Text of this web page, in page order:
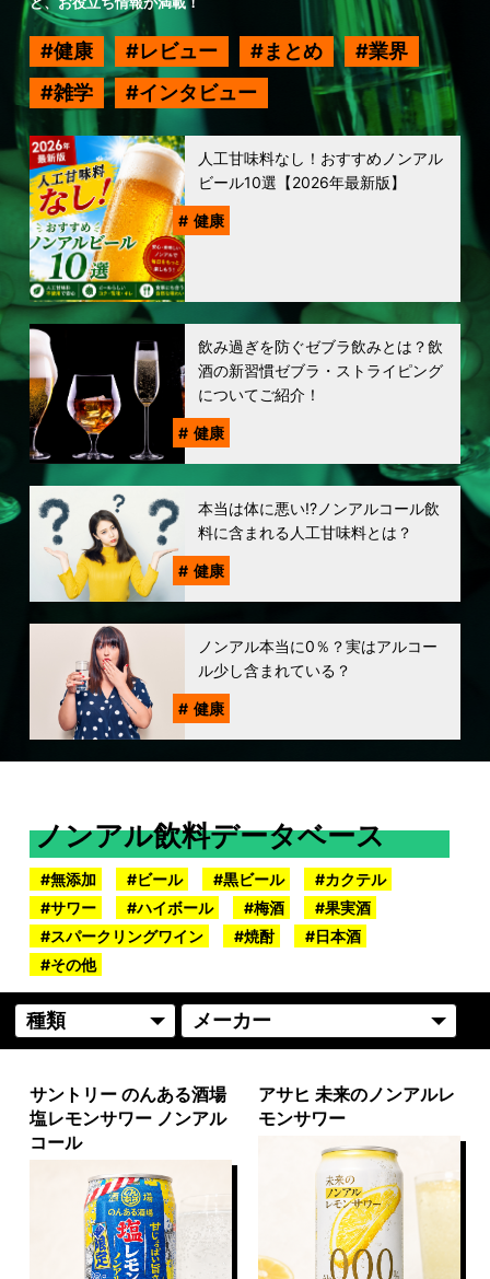
健康 レビュー まとめ
業界
雑学
インタビュー
人工甘味料なし！おすすめノンアル
ビール10選【2026年最新版】
健康
飲み過ぎを防ぐゼブラ飲みとは？飲
酒の新習慣ゼブラ・ストライピング
についてご紹介！
健康
本当は体に悪い!?ノンアルコール飲
料に含まれる人工甘味料とは？
健康
ノンアル本当に0％？実はアルコー
ル少し含まれている？
健康
ノンアル飲料データベース
無添加 ビール 黒ビール
カクテル
サワー
ハイボール 梅酒
果実酒
スパークリングワイン
焼酎
日本酒
その他
サントリー のんある酒場
塩レモンサワー ノンアル
コール
アサヒ 未来のノンアルレ
モンサワー